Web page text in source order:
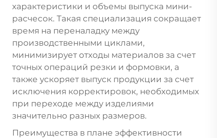
характеристики и объемы выпуска мини-
расчесок. Такая специализация сокращает
время на переналадку между
производственными циклами,
минимизирует отходы материалов за счет
точных операций резки и формовки, а
также ускоряет выпуск продукции за счет
исключения корректировок, необходимых
при переходе между изделиями
значительно разных размеров.
Преимущества в плане эффективности